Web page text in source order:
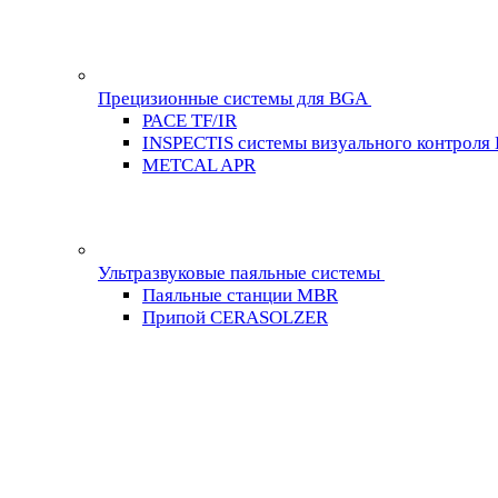
Прецизионные системы для BGA
PACE TF/IR
INSPECTIS системы визуального контроля
METCAL APR
Ультразвуковые паяльные системы
Паяльные станции MBR
Припой CERASOLZER